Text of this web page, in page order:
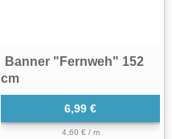
Banner "Fernweh" 152
cm
6,99 €
4,60 € / m